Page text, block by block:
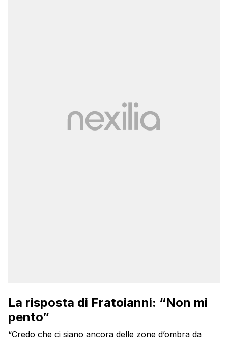
La risposta di Fratoianni: “Non mi
pento”
“Credo che ci siano ancora delle zone d’ombra da